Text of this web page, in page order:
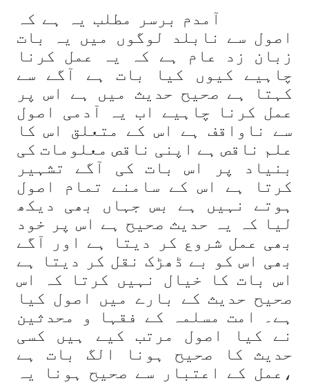
آمدم برسر مطلب یہ ہے کہ
اصول سے نابلد لوگوں میں یہ بات
زبان زد عام ہے کہ یہ عمل کرنا
چاہیے کیوں کیا بات ہے آگے سے
کہتا ہے صحیح حدیث میں ہے اس پر
عمل کرنا چاہیے اب یہ آدمی اصول
سے ناواقف ہے اس کے متعلق اس کا
علم ناقص ہے اپنی ناقص معلومات کی
بنیاد پر اس بات کی آگے تشہیر
کرتا ہے اس کے سامنے تمام اصول
ہوتے نہیں ہے بس جہاں بھی دیکھ
لیا کہ یہ حدیث صحیح ہے اس پر خود
بھی عمل شروع کر دیتا ہے اور آگے
بھی اس کو بے ڈھڑک نقل کر دیتا ہے
اس بات کا خیال نہیں کرتا کہ اس
صحیح حدیث کے بارے میں اصول کیا
ہے۔ امت مسلمہ کے فقہا و محدثین
نے کیا اصول مرتب کیے ہیں کسی
حدیث کا صحیح ہونا الگ بات ہے
،عمل کے اعتبار سے صحیح ہونا یہ